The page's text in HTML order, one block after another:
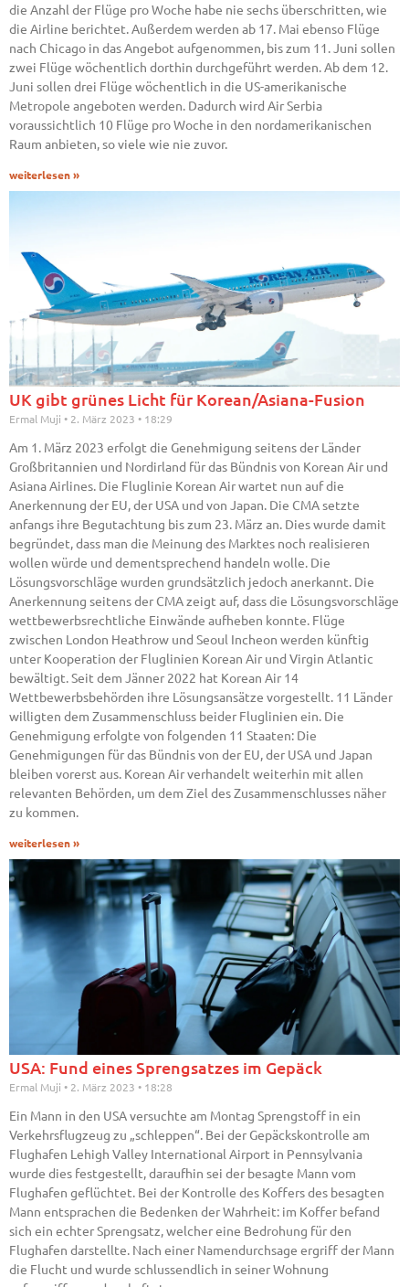
die Anzahl der Flüge pro Woche habe nie sechs überschritten, wie
die Airline berichtet. Außerdem werden ab 17. Mai ebenso Flüge
nach Chicago in das Angebot aufgenommen, bis zum 11. Juni sollen
zwei Flüge wöchentlich dorthin durchgeführt werden. Ab dem 12.
Juni sollen drei Flüge wöchentlich in die US-amerikanische
Metropole angeboten werden. Dadurch wird Air Serbia
voraussichtlich 10 Flüge pro Woche in den nordamerikanischen
Raum anbieten, so viele wie nie zuvor.
weiterlesen »
UK gibt grünes Licht für Korean/Asiana-Fusion
Ermal Muji 2. März 2023 18:29
Am 1. März 2023 erfolgt die Genehmigung seitens der Länder
Großbritannien und Nordirland für das Bündnis von Korean Air und
Asiana Airlines. Die Fluglinie Korean Air wartet nun auf die
Anerkennung der EU, der USA und von Japan. Die CMA setzte
anfangs ihre Begutachtung bis zum 23. März an. Dies wurde damit
begründet, dass man die Meinung des Marktes noch realisieren
wollen würde und dementsprechend handeln wolle. Die
Lösungsvorschläge wurden grundsätzlich jedoch anerkannt. Die
Anerkennung seitens der CMA zeigt auf, dass die Lösungsvorschläge
wettbewerbsrechtliche Einwände aufheben konnte. Flüge
zwischen London Heathrow und Seoul Incheon werden künftig
unter Kooperation der Fluglinien Korean Air und Virgin Atlantic
bewältigt. Seit dem Jänner 2022 hat Korean Air 14
Wettbewerbsbehörden ihre Lösungsansätze vorgestellt. 11 Länder
willigten dem Zusammenschluss beider Fluglinien ein. Die
Genehmigung erfolgte von folgenden 11 Staaten: Die
Genehmigungen für das Bündnis von der EU, der USA und Japan
bleiben vorerst aus. Korean Air verhandelt weiterhin mit allen
relevanten Behörden, um dem Ziel des Zusammenschlusses näher
zu kommen.
weiterlesen »
USA: Fund eines Sprengsatzes im Gepäck
Ermal Muji 2. März 2023 18:28
Ein Mann in den USA versuchte am Montag Sprengstoff in ein
Verkehrsflugzeug zu „schleppen“. Bei der Gepäckskontrolle am
Flughafen Lehigh Valley International Airport in Pennsylvania
wurde dies festgestellt, daraufhin sei der besagte Mann vom
Flughafen geflüchtet. Bei der Kontrolle des Koffers des besagten
Mann entsprachen die Bedenken der Wahrheit: im Koffer befand
sich ein echter Sprengsatz, welcher eine Bedrohung für den
Flughafen darstellte. Nach einer Namendurchsage ergriff der Mann
die Flucht und wurde schlussendlich in seiner Wohnung